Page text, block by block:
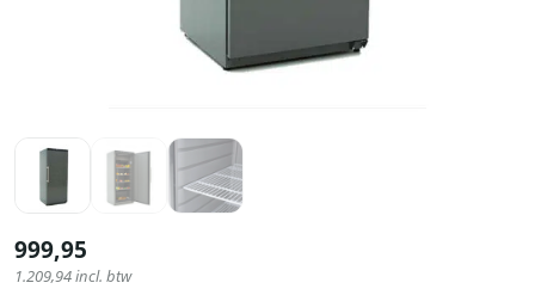
999,95
1.209,94incl. btw